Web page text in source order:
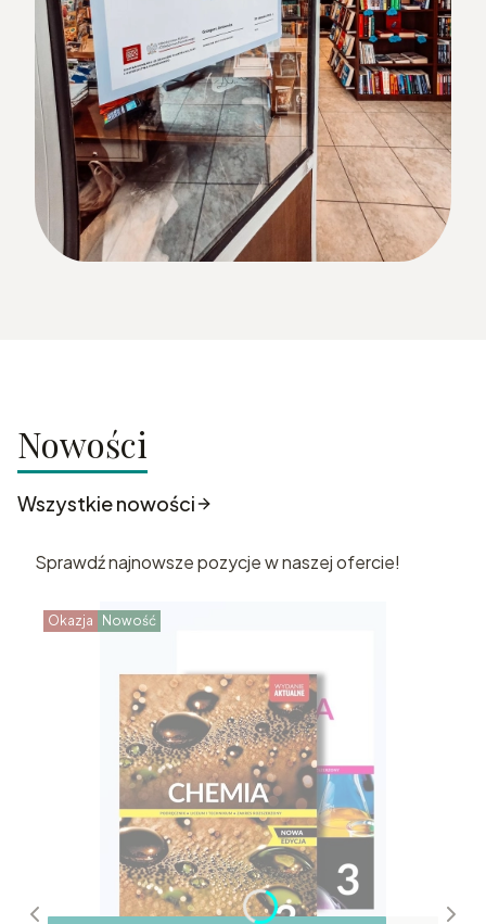
Nowości
Wszystkie nowości
Sprawdź najnowsze pozycje w naszej ofercie!
Okazja Nowość